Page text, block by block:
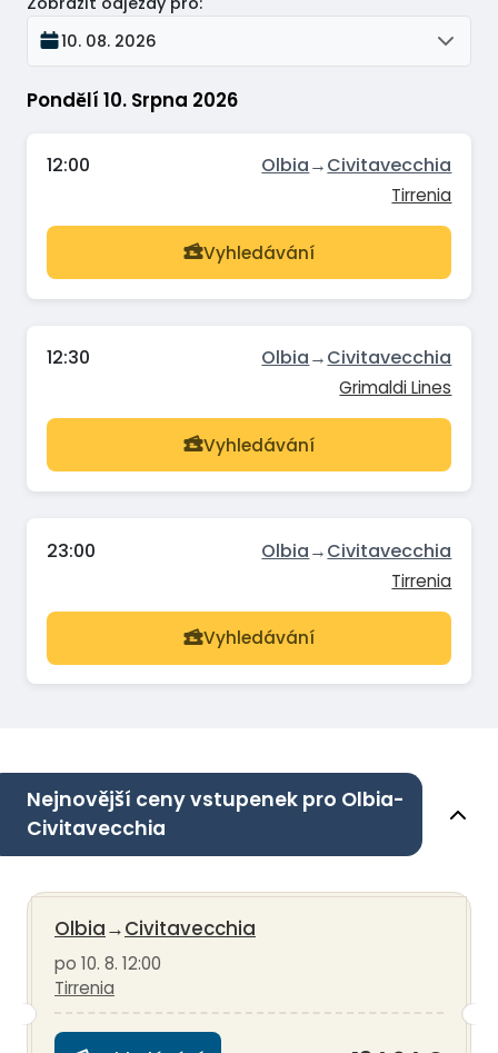
Pondělí 10. Srpna 2026
10. 08. 2026
12:00 Olbia→Civitavecchia
Tirrenia
Vyhledávání
12:30 Olbia→Civitavecchia
Grimaldi Lines
Vyhledávání
23:00 Olbia→Civitavecchia
Tirrenia
Vyhledávání
Nejnovější ceny vstupenek pro Olbia-
Civitavecchia
Olbia→Civitavecchia
po 10. 8. 12:00
Tirrenia